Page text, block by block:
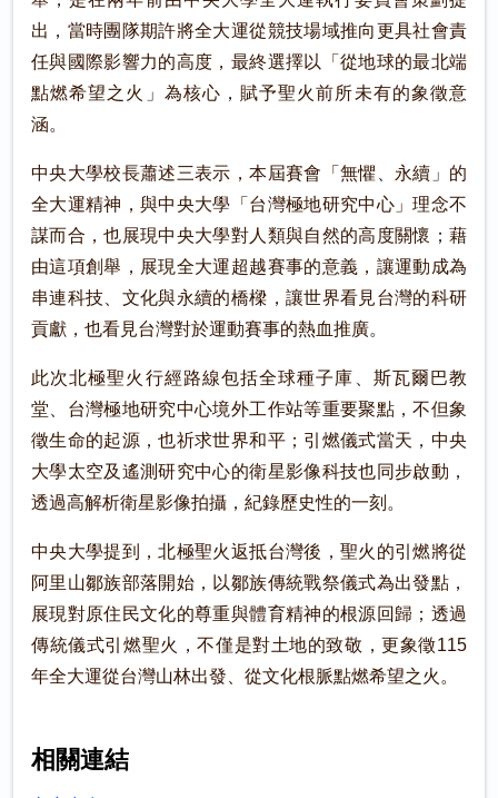
出，當時團隊期許將全大運從競技場域推向更具社會責
任與國際影響力的高度，最終選擇以「從地球的最北端
點燃希望之火」為核心，賦予聖火前所未有的象徵意
涵。
中央大學校長蕭述三表示，本屆賽會「無懼、永續」的
全大運精神，與中央大學「台灣極地研究中心」理念不
謀而合，也展現中央大學對人類與自然的高度關懷；藉
由這項創舉，展現全大運超越賽事的意義，讓運動成為
串連科技、文化與永續的橋樑，讓世界看見台灣的科研
貢獻，也看見台灣對於運動賽事的熱血推廣。
此次北極聖火行經路線包括全球種子庫、斯瓦爾巴教
堂、台灣極地研究中心境外工作站等重要聚點，不但象
徵生命的起源，也祈求世界和平；引燃儀式當天，中央
大學太空及遙測研究中心的衛星影像科技也同步啟動，
透過高解析衛星影像拍攝，紀錄歷史性的一刻。
中央大學提到，北極聖火返抵台灣後，聖火的引燃將從
阿里山鄒族部落開始，以鄒族傳統戰祭儀式為出發點，
展現對原住民文化的尊重與體育精神的根源回歸；透過
傳統儀式引燃聖火，不僅是對土地的致敬，更象徵115
年全大運從台灣山林出發、從文化根脈點燃希望之火。
相關連結